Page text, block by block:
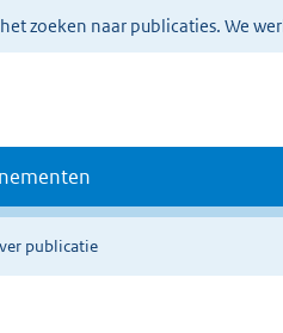
zoeken naar publicaties. We
publicatie